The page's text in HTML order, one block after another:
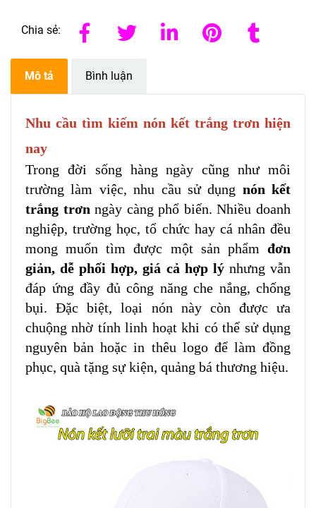
Chia sẻ:
Mô tả Bình luận
Nhu cầu tìm kiếm nón kết trắng trơn hiện
nay
Trong đời sống hàng ngày cũng như môi
trường làm việc, nhu cầu sử dụng nón kết
trắng trơn ngày càng phổ biến. Nhiều doanh
nghiệp, trường học, tổ chức hay cá nhân đều
mong muốn tìm được một sản phẩm đơn
giản, dễ phối hợp, giá cả hợp lýnhưng vẫn
đáp ứng đầy đủ công năng che nắng, chống
bụi. Đặc biệt, loại nón này còn được ưa
chuộng nhờ tính linh hoạt khi có thể sử dụng
nguyên bản hoặc in thêu logo để làm đồng
phục, quà tặng sự kiện, quảng bá thương hiệu.